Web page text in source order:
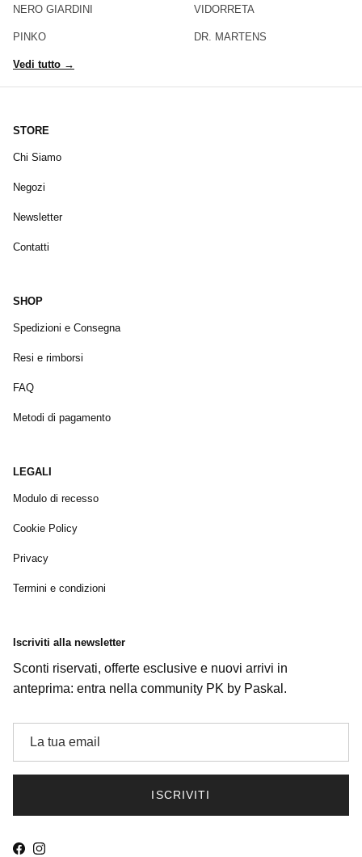
NERO GIARDINI
PINKO
VIDORRETA
DR. MARTENS
Vedi tutto →
STORE
Chi Siamo
Negozi
Newsletter
Contatti
SHOP
Spedizioni e Consegna
Resi e rimborsi
FAQ
Metodi di pagamento
LEGALI
Modulo di recesso
Cookie Policy
Privacy
Termini e condizioni
Iscriviti alla newsletter
Sconti riservati, offerte esclusive e nuovi arrivi in
anteprima: entra nella community PK by Paskal.
ISCRIVITI
Facebook
Instagram